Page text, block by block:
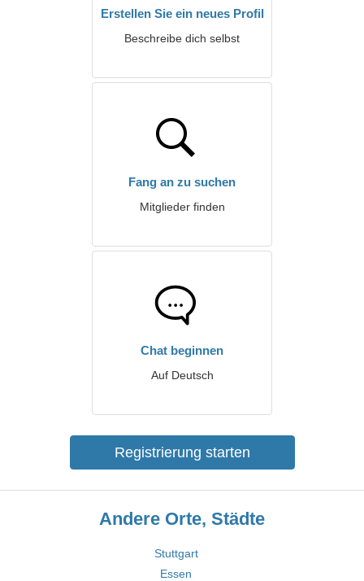
Erstellen Sie ein neues Profil
Beschreibe dich selbst
Fang an zu suchen
Mitglieder finden
Chat beginnen
Auf Deutsch
Registrierung starten
Andere Orte, Städte
Stuttgart
Essen